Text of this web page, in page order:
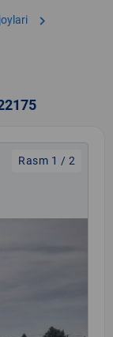
chevron_right
Rasm 1 / 2